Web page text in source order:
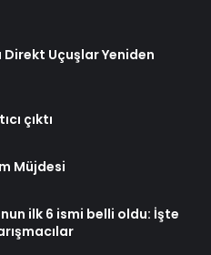
Direkt Uçuşlar Yeniden
çıktı
Müjdesi
ilk 6 ismi belli oldu: İşte